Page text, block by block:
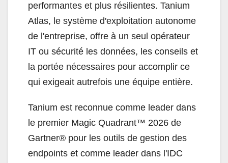
performantes et plus résilientes. Tanium
Atlas, le système d'exploitation autonome
de l'entreprise, offre à un seul opérateur
IT ou sécurité les données, les conseils et
la portée nécessaires pour accomplir ce
qui exigeait autrefois une équipe entière.
Tanium est reconnue comme leader dans
le premier Magic Quadrant™ 2026 de
Gartner® pour les outils de gestion des
endpoints et comme leader dans l'IDC